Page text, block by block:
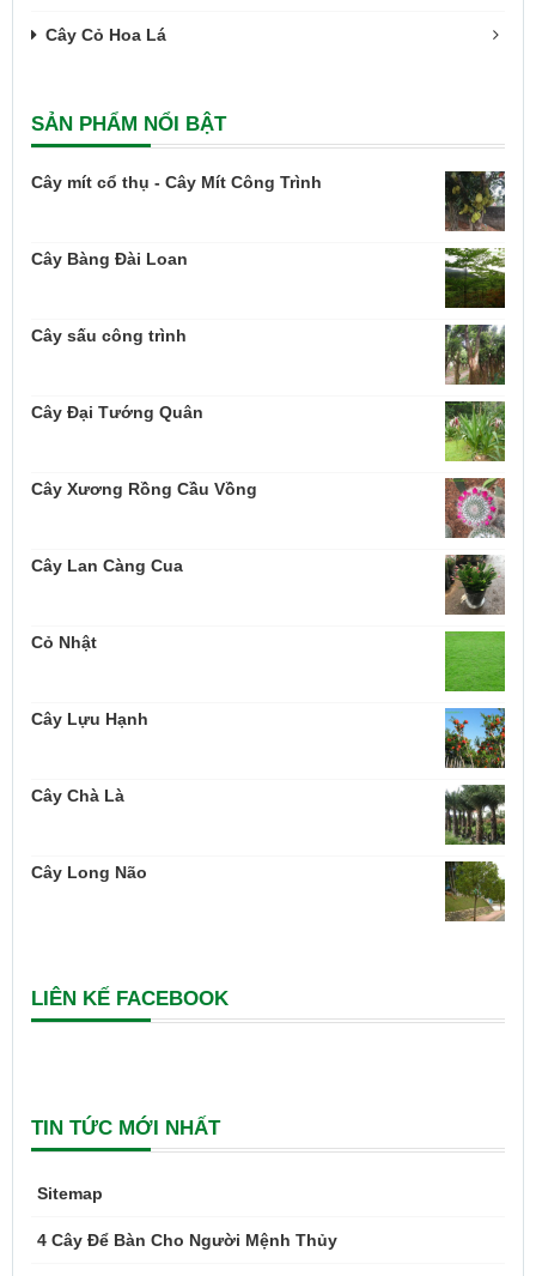
Cây Cỏ Hoa Lá
SẢN PHẨM NỔI BẬT
Cây mít cổ thụ - Cây Mít Công Trình
Cây Bàng Đài Loan
Cây sấu công trình
Cây Đại Tướng Quân
Cây Xương Rồng Cầu Vồng
Cây Lan Càng Cua
Cỏ Nhật
Cây Lựu Hạnh
Cây Chà Là
Cây Long Não
LIÊN KẾ FACEBOOK
TIN TỨC MỚI NHẤT
Sitemap
4 Cây Để Bàn Cho Người Mệnh Thủy